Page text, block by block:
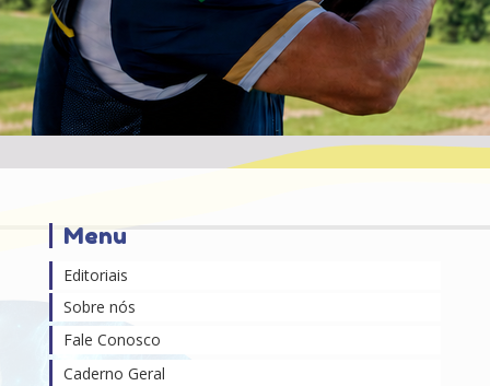
Menu
Editoriais
Sobre nós
Fale Conosco
Caderno Geral